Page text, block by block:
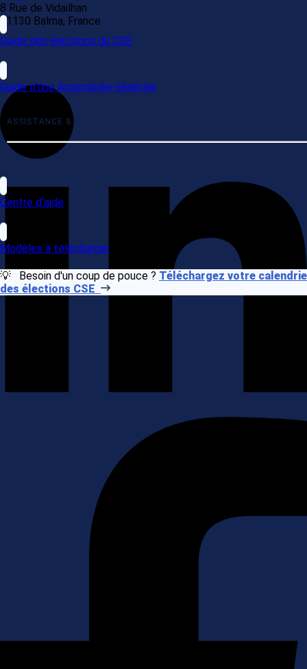
Guide des élections du CSE
Guide d'une Assemblée Générale
ASSISTANCE & SERVICES
Centre d'aide
Modèles à télécharger
💡 Besoin d'un coup de pouce ? Téléchargez votre
des élections CSE
8 Rue de Vidailhan
31130 Balma, France